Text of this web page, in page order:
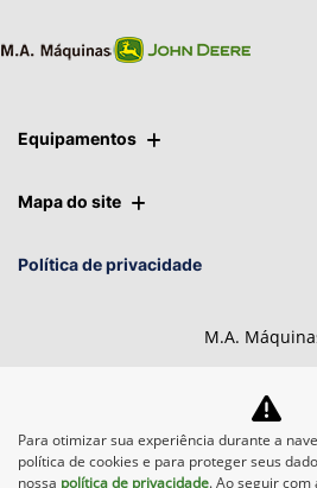
Equipamentos
Mapa do site
Política de privacidade
M.A.
Para otimizar sua experiência durante a
política de cookies e para proteger seus
nossa política de privacidade. Ao seguir com